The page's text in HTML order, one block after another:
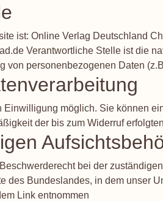
ist: Online Verlag Deutschland
Verantwortliche Stelle ist die
personenbezogenen Daten
möglich. Sie können
der bis zum Widerruf
bei der
Bundeslandes, in dem unser
Link entnommen